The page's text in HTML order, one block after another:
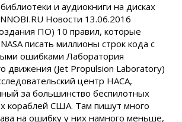
и аудиокниги на дисках
Новости 13.06.2016
ПО) 10 правил, которые
писать миллионы строк кода с
ошибками Лаборатория
движения (Jet Propulsion Laboratory)
центр НАСА,
за большинство беспилотных
кораблей США. Там пишут много
на ошибку у них намного меньше,